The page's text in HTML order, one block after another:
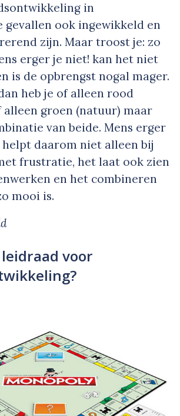
in
gevallen ook ingewikkeld en
zijn. Maar troost je: zo
erger je niet! kan het niet
is de opbrengst nogal mager.
heb je of alleen rood
alleen groen (natuur) maar
van beide. Mens erger
daarom niet alleen bij
frustratie, het laat ook zien
en het combineren
mooi is.
voor